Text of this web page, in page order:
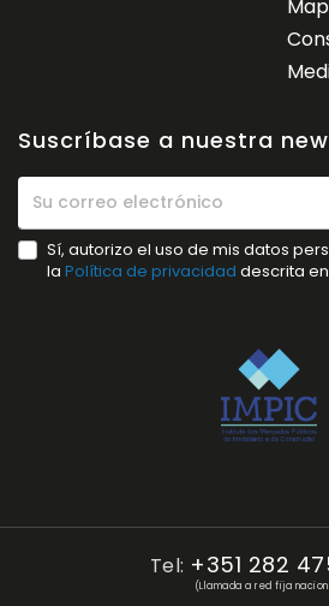
Suscríbase a nuestra
Sí, autorizo el uso de mis datos
la Política de privacidad descrita
Tel: +351 282
(Llamada a red fija